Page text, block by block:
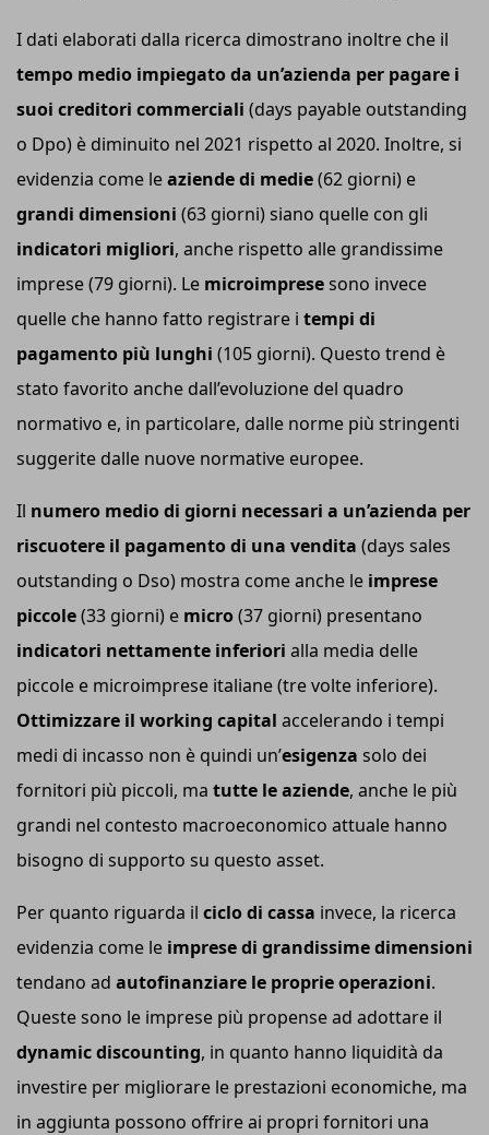
I dati elaborati dalla ricerca dimostrano inoltre che il
tempo medio impiegato da un’azienda per pagare i
suoi creditori commerciali (days payable outstanding
o Dpo) è diminuito nel 2021 rispetto al 2020. Inoltre, si
evidenzia come leaziende di medie(62 giorni) e
grandi dimensioni (63 giorni) siano quelle con gli
indicatori migliori, anche rispetto alle grandissime
imprese (79 giorni). Le microimpresesono invece
quelle che hanno fatto registrare i tempi di
pagamento più lunghi (105 giorni). Questo trend è
stato favorito anche dall’evoluzione del quadro
normativo e, in particolare, dalle norme più stringenti
suggerite dalle nuove normative europee.
Il numero medio di giorni necessari a un’azienda per
riscuotere il pagamento di una vendita (days sales
outstanding o Dso) mostra come anche le imprese
piccole(33 giorni) e micro(37 giorni) presentano
indicatori nettamente inferiori alla media delle
piccole e microimprese italiane (tre volte inferiore).
Ottimizzare il working capital accelerando i tempi
medi di incasso non è quindi un’esigenza solo dei
fornitori più piccoli, ma tutte le aziende, anche le più
grandi nel contesto macroeconomico attuale hanno
bisogno di supporto su questo asset.
Per quanto riguarda il ciclo di cassa invece, la ricerca
evidenzia come le imprese di grandissime dimensioni
tendano ad autofinanziare le proprie operazioni.
Queste sono le imprese più propense ad adottare il
dynamic discounting, in quanto hanno liquidità da
investire per migliorare le prestazioni economiche, ma
in aggiunta possono offrire ai propri fornitori una